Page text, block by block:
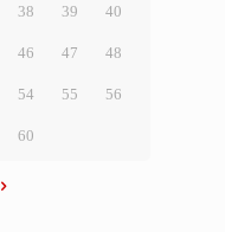
38 39 40
46 47 48
54 55 56
60